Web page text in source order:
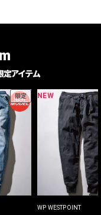
定アイテム
限定 NEW
WP WESTPOINT